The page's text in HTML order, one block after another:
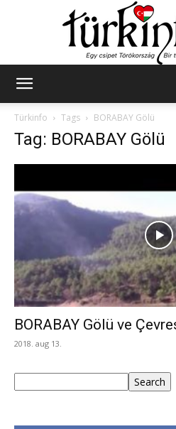
Türkinfo
Tags BORABAY Gölü
Tag: BORABAY Gölü
BORABAY Gölü ve
2018. aug 13.
Search